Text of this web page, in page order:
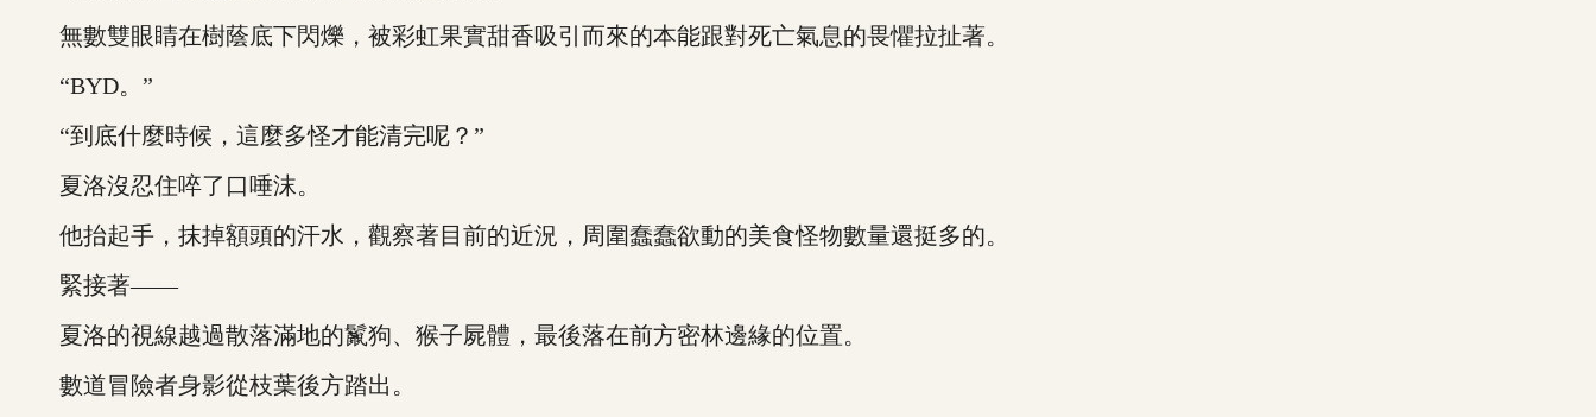
無數雙眼睛在樹蔭底下閃爍，被彩虹果實甜香吸引而來的本能跟對死亡氣息的畏懼拉扯著。
“BYD。”
“到底什麼時候，這麼多怪才能清完呢？”
夏洛沒忍住啐了口唾沫。
他抬起手，抹掉額頭的汗水，觀察著目前的近況，周圍蠢蠢欲動的美食怪物數量還挺多的。
緊接著——
夏洛的視線越過散落滿地的鬣狗、猴子屍體，最後落在前方密林邊緣的位置。
數道冒險者身影從枝葉後方踏出。